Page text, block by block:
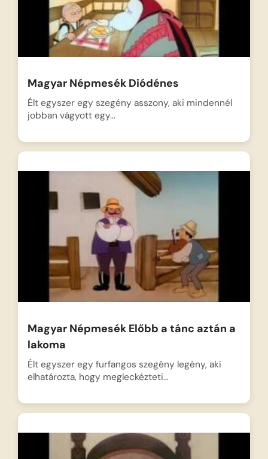
Magyar Népmesék Diódénes
Élt egyszer egy szegény asszony, aki mindennél
jobban vágyott egy…
Magyar Népmesék Előbb a tánc aztán a
lakoma
Élt egyszer egy furfangos szegény legény, aki
elhatározta, hogy megleckézteti…